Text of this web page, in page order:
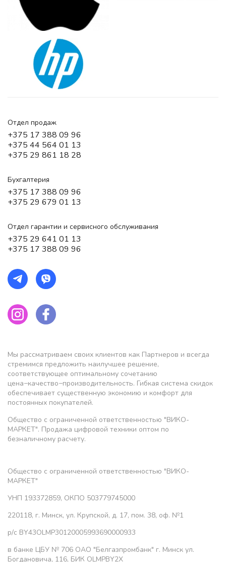
Отдел продаж
+375 17 388 09 96
+375 44 564 01 13
+375 29 861 18 28
Бухгалтерия
+375 17 388 09 96
+375 29 679 01 13
Отдел гарантии и сервисного обслуживания
+375 29 641 01 13
+375 17 388 09 96
Мы рассматриваем своих клиентов как Партнеров и всегда
стремимся предложить наилучшее решение,
соответствующее оптимальному сочетанию
цена−качество−производительность. Гибкая система скидок
обеспечивает существенную экономию и комфорт для
постоянных покупателей.
Общество с ограниченной ответственностью "ВИКО-
МАРКЕТ". Продажа цифровой техники оптом по
безналичному расчету.
Общество с ограниченной ответственностью "ВИКО-
МАРКЕТ"
УНП 193372859, ОКПО 503779745000
220118, г. Минск, ул. Крупской, д. 17, пом. 38, оф. №1
р/с BY43OLMP30120005993690000933
в банке ЦБУ № 706 ОАО "Белгазпромбанк" г. Минск ул.
Богдановича, 116, БИК OLMPBY2X